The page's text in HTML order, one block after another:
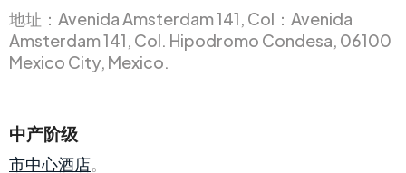
地址：Avenida Amsterdam 141, Col：Avenida
Amsterdam 141, Col. Hipodromo Condesa, 06100
Mexico City, Mexico.
中产阶级
市中心酒店。